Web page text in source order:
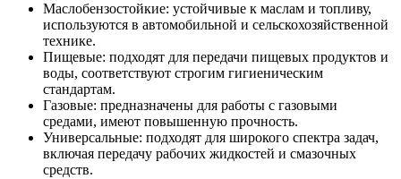
Маслобензостойкие: устойчивые к маслам и топливу,
используются в автомобильной и сельскохозяйственной
технике.
Пищевые: подходят для передачи пищевых продуктов и
воды, соответствуют строгим гигиеническим
стандартам.
Газовые: предназначены для работы с газовыми
средами, имеют повышенную прочность.
Универсальные: подходят для широкого спектра задач,
включая передачу рабочих жидкостей и смазочных
средств.